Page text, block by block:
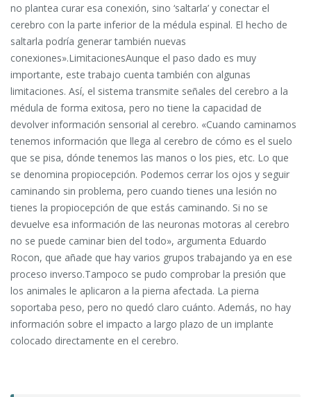
no plantea curar esa conexión, sino ‘saltarla’ y conectar el
cerebro con la parte inferior de la médula espinal. El hecho de
saltarla podría generar también nuevas
conexiones».LimitacionesAunque el paso dado es muy
importante, este trabajo cuenta también con algunas
limitaciones. Así, el sistema transmite señales del cerebro a la
médula de forma exitosa, pero no tiene la capacidad de
devolver información sensorial al cerebro. «Cuando caminamos
tenemos información que llega al cerebro de cómo es el suelo
que se pisa, dónde tenemos las manos o los pies, etc. Lo que
se denomina propiocepción. Podemos cerrar los ojos y seguir
caminando sin problema, pero cuando tienes una lesión no
tienes la propiocepción de que estás caminando. Si no se
devuelve esa información de las neuronas motoras al cerebro
no se puede caminar bien del todo», argumenta Eduardo
Rocon, que añade que hay varios grupos trabajando ya en ese
proceso inverso.Tampoco se pudo comprobar la presión que
los animales le aplicaron a la pierna afectada. La pierna
soportaba peso, pero no quedó claro cuánto. Además, no hay
información sobre el impacto a largo plazo de un implante
colocado directamente en el cerebro.